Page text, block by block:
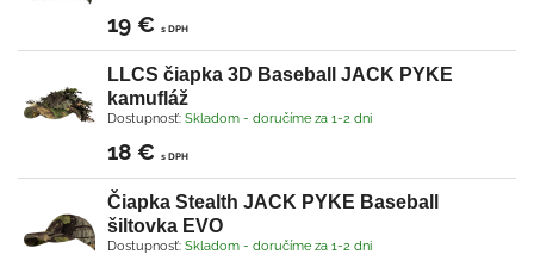
19 € s DPH
LLCS čiapka 3D Baseball JACK PYKE
kamufláž
Dostupnosť: Skladom - doručíme za 1-2 dni
18 € s DPH
Čiapka Stealth JACK PYKE Baseball
šiltovka EVO
Dostupnosť: Skladom - doručíme za 1-2 dni